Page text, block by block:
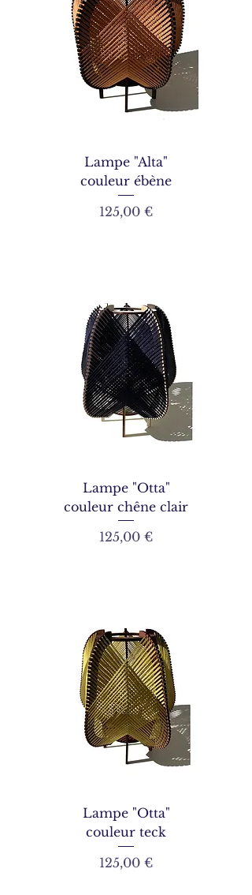
Lampe "Alta"
couleur ébène
Prix
125,00 €
Lampe "Otta"
couleur chêne clair
Prix
125,00 €
Lampe "Otta"
couleur teck
Prix
125,00 €